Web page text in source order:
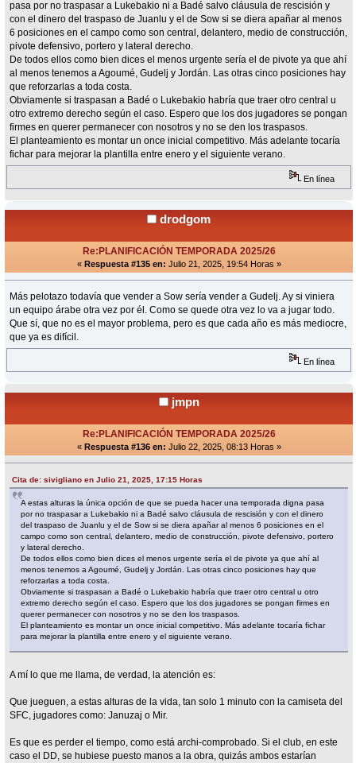
pasa por no traspasar a Lukebakio ni a Badé salvo cláusula de rescisión y
con el dinero del traspaso de Juanlu y el de Sow si se diera apañar al menos
6 posiciones en el campo como son central, delantero, medio de construcción,
pivote defensivo, portero y lateral derecho.
De todos ellos como bien dices el menos urgente sería el de pivote ya que ahí
al menos tenemos a Agoumé, Gudelj y Jordán. Las otras cinco posiciones hay
que reforzarlas a toda costa.
Obviamente si traspasan a Badé o Lukebakio habría que traer otro central u
otro extremo derecho según el caso. Espero que los dos jugadores se pongan
firmes en querer permanecer con nosotros y no se den los traspasos.
El planteamiento es montar un once inicial competitivo. Más adelante tocaría
fichar para mejorar la plantilla entre enero y el siguiente verano.
En línea
drodgom
Re:PLANIFICACIÓN TEMPORADA 2025/26
« Respuesta #135 en: Julio 21, 2025, 19:54 Horas »
Más pelotazo todavía que vender a Sow sería vender a Gudelj. Ay si viniera
un equipo árabe otra vez por él. Como se quede otra vez lo va a jugar todo.
Que sí, que no es el mayor problema, pero es que cada año es más mediocre,
que ya es difícil.
En línea
jmpn
Re:PLANIFICACIÓN TEMPORADA 2025/26
« Respuesta #136 en: Julio 22, 2025, 08:13 Horas »
Cita de: sivigliano en Julio 21, 2025, 17:15 Horas
A estas alturas la única opción de que se pueda hacer una temporada digna pasa
por no traspasar a Lukebakio ni a Badé salvo cláusula de rescisión y con el dinero
del traspaso de Juanlu y el de Sow si se diera apañar al menos 6 posiciones en el
campo como son central, delantero, medio de construcción, pivote defensivo, portero
y lateral derecho.
De todos ellos como bien dices el menos urgente sería el de pivote ya que ahí al
menos tenemos a Agoumé, Gudelj y Jordán. Las otras cinco posiciones hay que
reforzarlas a toda costa.
Obviamente si traspasan a Badé o Lukebakio habría que traer otro central u otro
extremo derecho según el caso. Espero que los dos jugadores se pongan firmes en
querer permanecer con nosotros y no se den los traspasos.
El planteamiento es montar un once inicial competitivo. Más adelante tocaría fichar
para mejorar la plantilla entre enero y el siguiente verano.
A mí lo que me llama, de verdad, la atención es:
Que jueguen, a estas alturas de la vida, tan solo 1 minuto con la camiseta del
SFC, jugadores como: Januzaj o Mir.
Es que es perder el tiempo, como está archi-comprobado. Si el club, en este
caso el DD, se hubiese puesto manos a la obra, quizás ambos estarían